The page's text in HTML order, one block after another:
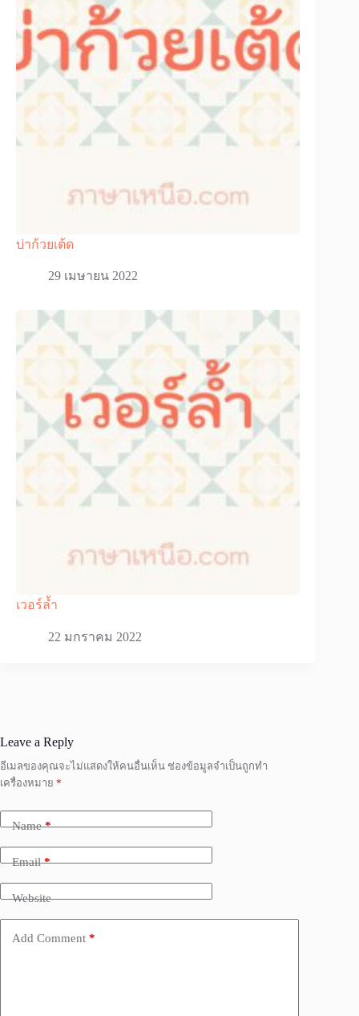
บ่าก้วยเต้ด
29 เมษายน 2022
เวอร์ล้ำ
22 มกราคม 2022
Leave a Reply
อีเมลของคุณจะไม่แสดงให้คนอื่นเห็น ช่องข้อมูลจำเป็นถูกทำ
เครื่องหมาย *
Name*
Email*
Website
Add Comment *